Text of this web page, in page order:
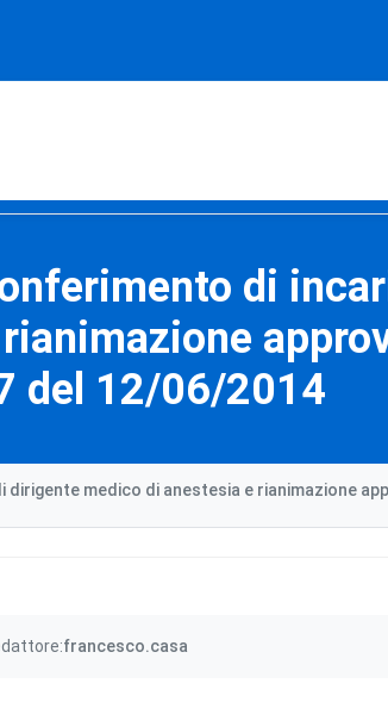
di
del 12/06/2014
medico di anestesia e rianimazione
francesco.casa